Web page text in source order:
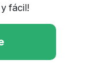
fácil!